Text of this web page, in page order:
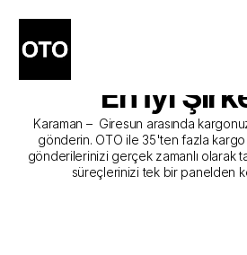
Karaman -
Gönderim
En İyi
Karaman –  Giresun arasında
gönderin. OTO ile 35'ten fazla kargo
gönderilerinizi gerçek zamanlı olarak
süreçlerinizi tek bir panelden